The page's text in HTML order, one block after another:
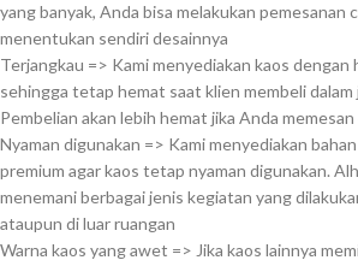
yang banyak, Anda bisa melakukan pemesanan
menentukan sendiri desainnya
Terjangkau => Kami menyediakan kaos dengan
sehingga tetap hemat saat klien membeli dalam
Pembelian akan lebih hemat jika Anda
Nyaman digunakan => Kami menyediakan
premium agar kaos tetap nyaman digunakan.
menemani berbagai jenis kegiatan yang
ataupun di luar ruangan
Warna kaos yang awet => Jika kaos lainnya